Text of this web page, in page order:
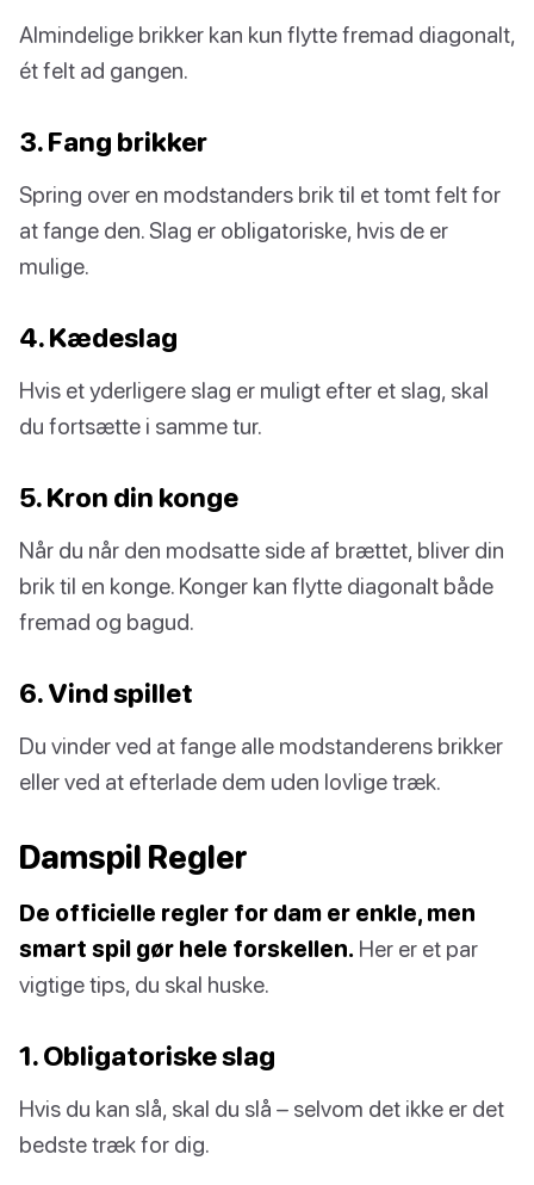
Almindelige brikker kan kun flytte fremad diagonalt,
ét felt ad gangen.
3. Fang brikker
Spring over en modstanders brik til et tomt felt for
at fange den. Slag er obligatoriske, hvis de er
mulige.
4. Kædeslag
Hvis et yderligere slag er muligt efter et slag, skal
du fortsætte i samme tur.
5. Kron din konge
Når du når den modsatte side af brættet, bliver din
brik til en konge. Konger kan flytte diagonalt både
fremad og bagud.
6. Vind spillet
Du vinder ved at fange alle modstanderens brikker
eller ved at efterlade dem uden lovlige træk.
Damspil Regler
De officielle regler for dam er enkle, men
smart spil gør hele forskellen. Her er et par
vigtige tips, du skal huske.
1. Obligatoriske slag
Hvis du kan slå, skal du slå – selvom det ikke er det
bedste træk for dig.